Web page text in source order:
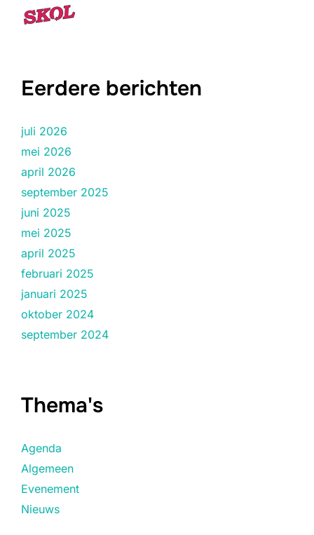
Eerdere berichten
juli 2026
mei 2026
april 2026
september 2025
juni 2025
mei 2025
april 2025
februari 2025
januari 2025
oktober 2024
september 2024
Thema's
Agenda
Algemeen
Evenement
Nieuws